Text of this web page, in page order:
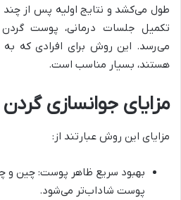
طول می‌کشد و نتایج اولیه پس از
تکمیل جلسات درمانی، پوست
می‌رسد. این روش برای افرادی که به
هستند، بسیار مناسب است.
مزایای جوانسازی گردن
مزایای این روش عبارتند از:
بهبود سریع ظاهر پوست: چین و
پوست شاداب‌تر می‌شود.